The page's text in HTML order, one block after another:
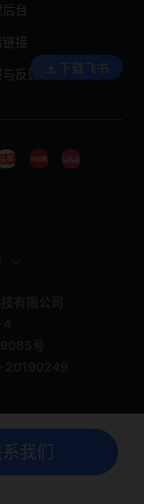
台
接
反馈 下载飞书
我们